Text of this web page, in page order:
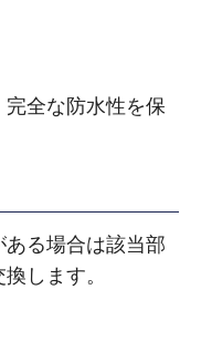
全な防水性を保
る場合は該当部
します。